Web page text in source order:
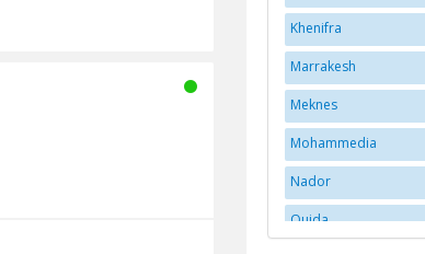
Khenifra
Marrakesh
Meknes
Mohammedia
Nador
Oujda